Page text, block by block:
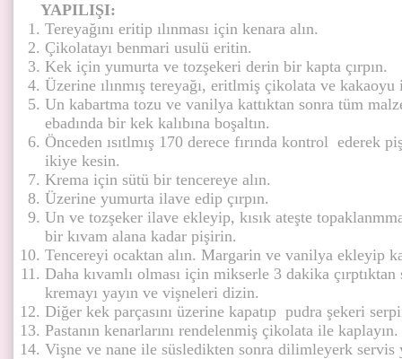
YAPILIŞI:
Tereyağını eritip ılınması için kenara alın.
Çikolatayı benmari usulü eritin.
Kek için yumurta ve tozşekeri derin bir kapta çırpın.
Üzerine ılınmış tereyağı, eritlmiş çikolata ve kakaoyu
Un kabartma tozu ve vanilya kattıktan sonra tüm
ebadında bir kek kalıbına boşaltın.
Önceden ısıtlmış 170 derece fırında kontrol ederek
ikiye kesin.
Krema için sütü bir tencereye alın.
Üzerine yumurta ilave edip çırpın.
Un ve tozşeker ilave ekleyip, kısık ateşte
bir kıvam alana kadar pişirin.
Tencereyi ocaktan alın. Margarin ve vanilya ekleyip
Daha kıvamlı olması için mikserle 3 dakika
kremayı yayın ve vişneleri dizin.
Diğer kek parçasını üzerine kapatıp pudra şekeri
Pastanın kenarlarını rendelenmiş çikolata ile kaplayın.
Vişne ve nane ile süsledikten sonra dilimleyerk servis